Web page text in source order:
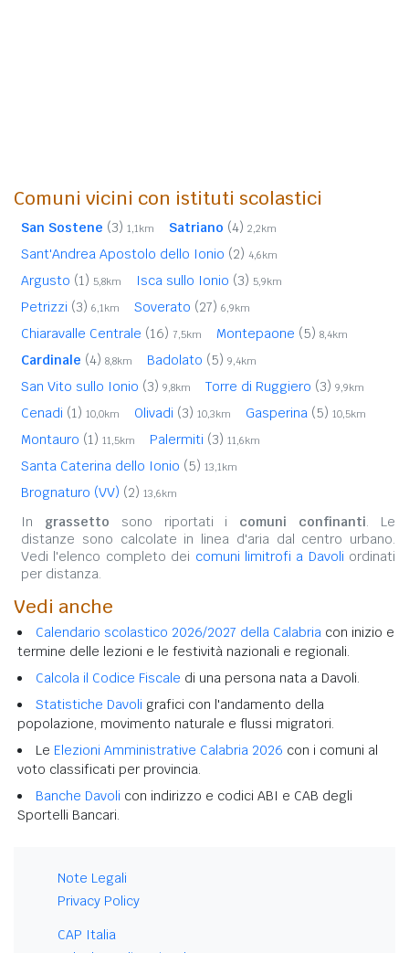
Comuni vicini con istituti scolastici
San Sostene (3) 1,1km Satriano (4) 2,2km
Sant'Andrea Apostolo dello Ionio (2) 4,6km
Argusto (1) 5,8km Isca sullo Ionio (3) 5,9km
Petrizzi (3) 6,1km Soverato (27) 6,9km
Chiaravalle Centrale (16) 7,5km Montepaone (5) 8,4km
Cardinale (4) 8,8km Badolato (5) 9,4km
San Vito sullo Ionio (3) 9,8km Torre di Ruggiero (3) 9,9km
Cenadi (1) 10,0km Olivadi (3) 10,3km Gasperina (5) 10,5km
Montauro (1) 11,5km Palermiti (3) 11,6km
Santa Caterina dello Ionio (5) 13,1km
Brognaturo (VV) (2) 13,6km
In grassetto sono riportati i comuni confinanti. Le
distanze sono calcolate in linea d'aria dal centro urbano.
Vedi l'elenco completo dei comuni limitrofi a Davoli ordinati
per distanza.
Vedi anche
Calendario scolastico 2026/2027 della Calabria con inizio e
termine delle lezioni e le festività nazionali e regionali.
Calcola il Codice Fiscale di una persona nata a Davoli.
Statistiche Davoli grafici con l'andamento della
popolazione, movimento naturale e flussi migratori.
Le Elezioni Amministrative Calabria 2026 con i comuni al
voto classificati per provincia.
Banche Davoli con indirizzo e codici ABI e CAB degli
Sportelli Bancari.
Note Legali
Privacy Policy
CAP Italia